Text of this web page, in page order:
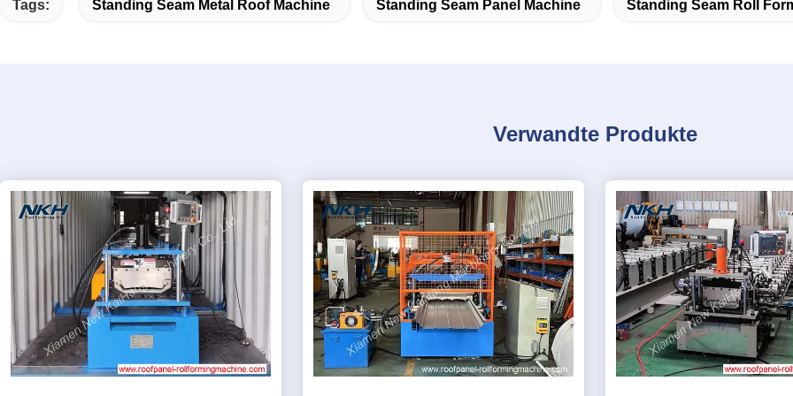
Tags: Standing Seam Metal Roof Machine Standing Seam Panel Machine Standing Seam Roll
Verwandte Produkte